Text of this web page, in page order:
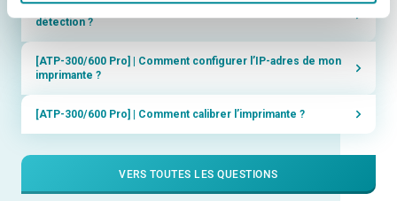
[ATP-300/600 Pro] | Comment régler le capteur de
détection ?
[ATP-300/600 Pro] | Comment configurer l’IP-adres de mon
imprimante ?
[ATP-300/600 Pro] | Comment calibrer l’imprimante ?
VERS TOUTES LES QUESTIONS